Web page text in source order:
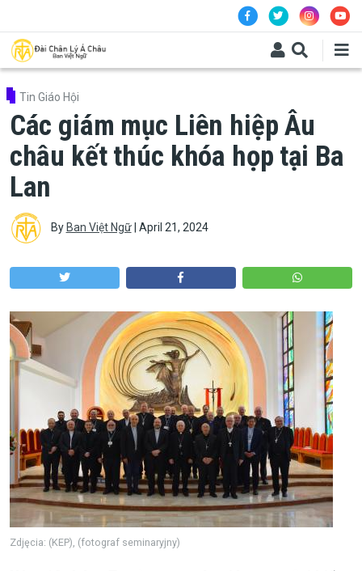
Tin Giáo Hội
Các giám mục Liên hiệp Âu
châu kết thúc khóa họp tại Ba
Lan
By Ban Việt Ngữ| April 21, 2024
Zdjęcia: (KEP), (fotograf seminaryjny)